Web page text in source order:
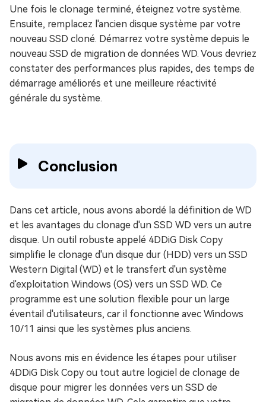
Une fois le clonage terminé, éteignez votre système.
Ensuite, remplacez l'ancien disque système par votre
nouveau SSD cloné. Démarrez votre système depuis le
nouveau SSD de migration de données WD. Vous devriez
constater des performances plus rapides, des temps de
démarrage améliorés et une meilleure réactivité
générale du système.
Conclusion
Dans cet article, nous avons abordé la définition de WD
et les avantages du clonage d'un SSD WD vers un autre
disque. Un outil robuste appelé 4DDiG Disk Copy
simplifie le clonage d'un disque dur (HDD) vers un SSD
Western Digital (WD) et le transfert d'un système
d'exploitation Windows (OS) vers un SSD WD. Ce
programme est une solution flexible pour un large
éventail d'utilisateurs, car il fonctionne avec Windows
10/11 ainsi que les systèmes plus anciens.
Nous avons mis en évidence les étapes pour utiliser
4DDiG Disk Copy ou tout autre logiciel de clonage de
disque pour migrer les données vers un SSD de